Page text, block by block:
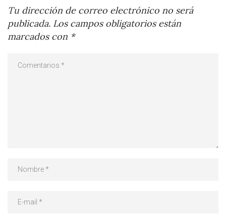
Tu dirección de correo electrónico no será
publicada. Los campos obligatorios están
marcados con *